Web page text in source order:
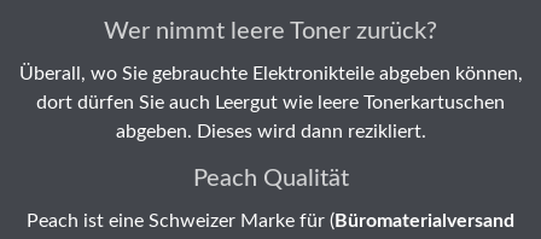
Wer nimmt leere Toner zurück?
Überall, wo Sie gebrauchte Elektronikteile abgeben können,
dort dürfen Sie auch Leergut wie leere Tonerkartuschen
abgeben. Dieses wird dann rezikliert.
Peach Qualität
Peach ist eine Schweizer Marke für (Büromaterialversand